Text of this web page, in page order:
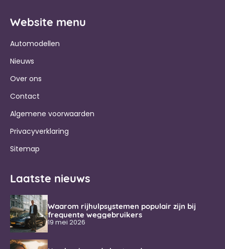
Website menu
Automodellen
Nieuws
Over ons
Contact
Algemene voorwaarden
Privacyverklaring
Sitemap
Laatste nieuws
Waarom rijhulpsystemen populair zijn bij
frequente weggebruikers
19 mei 2026